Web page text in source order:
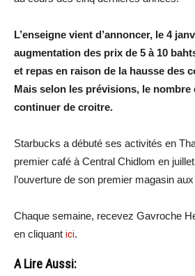
L’enseigne vient d’annoncer, le 4
augmentation des prix de 5 à 10
et repas en raison de la hausse des
Mais selon les prévisions, le
continuer de croitre.
Starbucks a débuté ses activités en
premier café à Central Chidlom en
l’ouverture de son premier magasin
Chaque semaine, recevez Gavroche
en cliquant ici.
A Lire Aussi: